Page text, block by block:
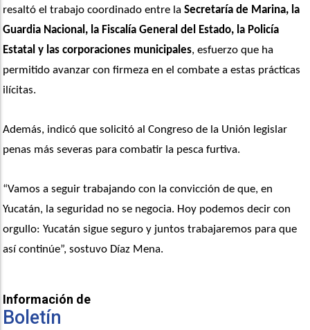
resaltó el trabajo coordinado entre la Secretaría de Marina, la
Guardia Nacional, la Fiscalía General del Estado, la Policía
Estatal y las corporaciones municipales, esfuerzo que ha
permitido avanzar con firmeza en el combate a estas prácticas
ilícitas.
Además, indicó que solicitó al Congreso de la Unión legislar
penas más severas para combatir la pesca furtiva.
“Vamos a seguir trabajando con la convicción de que, en
Yucatán, la seguridad no se negocia. Hoy podemos decir con
orgullo: Yucatán sigue seguro y juntos trabajaremos para que
así continúe”, sostuvo Díaz Mena.
Información de
Boletín